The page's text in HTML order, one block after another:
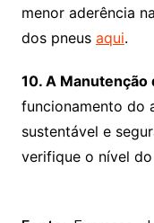
menor aderência
dos pneus aqui.
10. A Manutenção
funcionamento do
sustentável e
verifique o nível